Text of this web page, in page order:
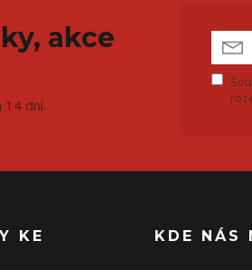
akce
14 dní.
KE
KDE NÁS